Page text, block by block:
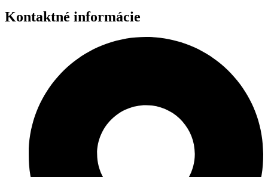
Kontaktné informácie